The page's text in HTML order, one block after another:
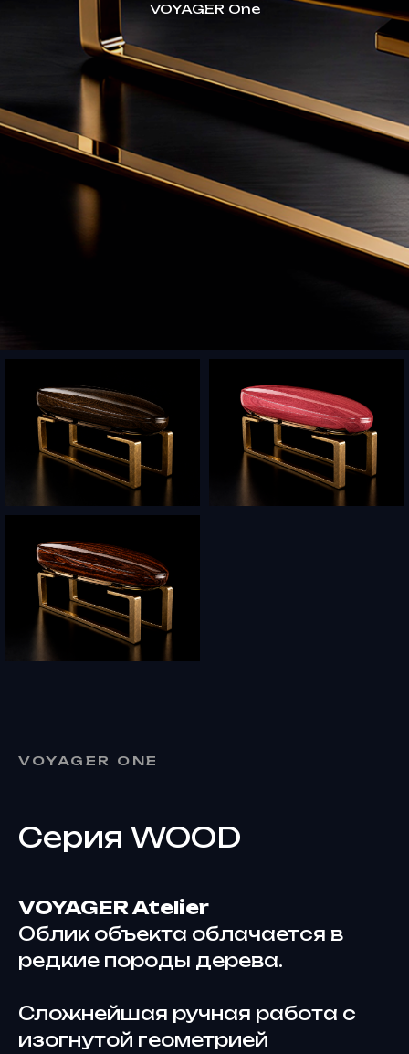
VOYAGER One
VOYAGER ONE
Серия WOOD
VOYAGER Atelier
Облик объекта облачается в
редкие породы дерева.
Сложнейшая ручная работа с
изогнутой геометрией